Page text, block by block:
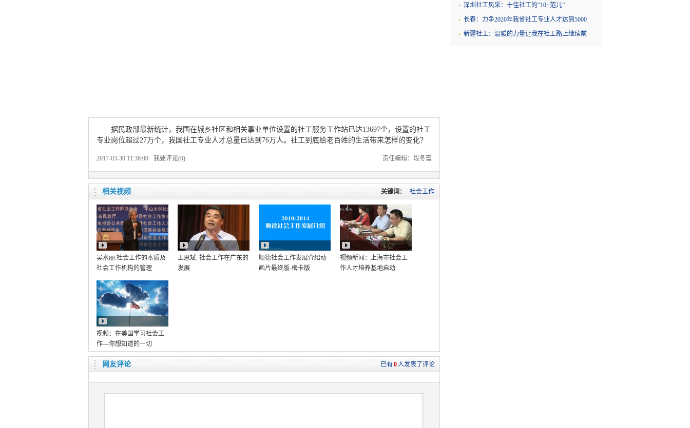
据民政部最新统计，我国在城乡社区和相关事业单位设置的社工服务工作站已达13697个，设置的社工
专业岗位超过27万个，我国社工专业人才总量已达到76万人。社工到底给老百姓的生活带来怎样的变化？
2017-03-30 11:36:00 我要评论(0) 责任编辑：段冬蕾
关键词： 社会工作
相关视频
吴水丽:社会工作的本质及
社会工作机构的管理
王思斌: 社会工作在广东的
发展
顺德社会工作发展介绍动
画片最终版-梅卡版
视频新闻：上海市社会工
作人才培养基地启动
视频：在美国学习社会工
作—你想知道的一切
已有0人发表了评论
网友评论
深圳社工风采：十佳社工的“10+范儿”
长春：力争2020年我省社工专业人才达到5000
新疆社工：温暖的力量让我在社工路上继续前